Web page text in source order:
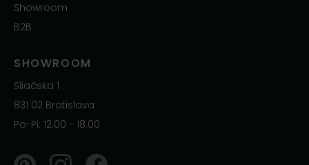
Showroom
B2B
SHOWROOM
Sliačska 1
831 02 Bratislava
Po-Pi: 12.00 - 18.00